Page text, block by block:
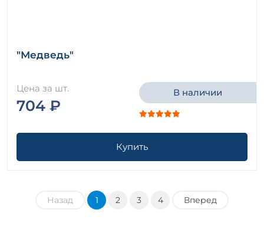
"Медведь"
Цена за шт.
704 ₽
В наличии
Купить
Назад 1 2 3 4 Вперед